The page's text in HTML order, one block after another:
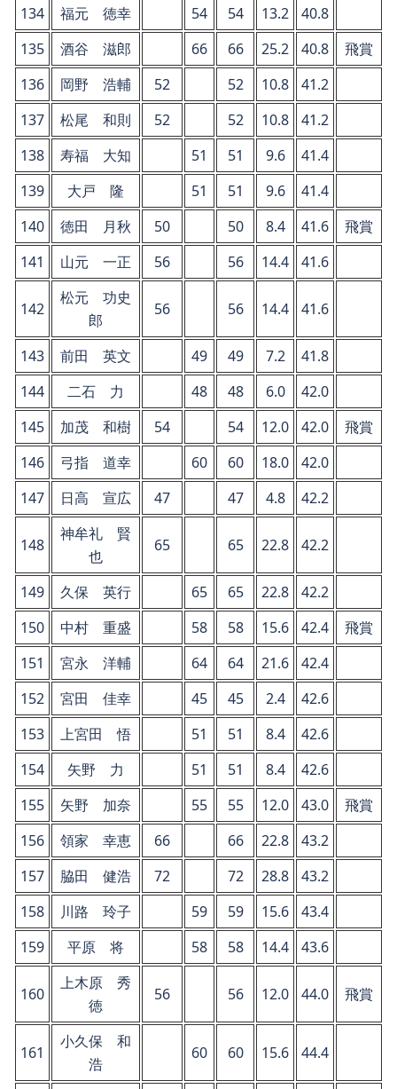
134 福元 徳幸 54 54 13.2
40.8
135
酒谷 滋郎 66 66 25.2 40.8
飛賞
136
岡野 浩輔 52 52 10.8
41.2
137
松尾 和則 52 52 10.8
41.2
138
寿福 大知 51 51 9.6
41.4
139
大戸 隆 51 51 9.6
41.4
140
徳田 月秋 50 50 8.4 41.6
飛賞
141
山元 一正 56 56 14.4 41.6
142
松元 功史
郎
56 56 14.4 41.6
143 前田 英文 49 49 7.2
41.8
144
二石 力 48 48 6.0
42.0
145
加茂 和樹 54 54 12.0 42.0
飛賞
146
弓指 道幸 60 60 18.0
42.0
147
日高 宣広 47 47 4.8 42.2
148
神牟礼 賢
也
65 65 22.8 42.2
149 久保 英行 65 65 22.8
42.2
150
中村 重盛 58 58 15.6 42.4
飛賞
151
宮永 洋輔 64 64 21.6
42.4
152
宮田 佳幸 45 45 2.4
42.6
153
上宮田 悟 51 51 8.4
42.6
154
矢野 力 51 51 8.4
42.6
155
矢野 加奈 55 55 12.0 43.0
飛賞
156
領家 幸恵 66 66 22.8
43.2
157
脇田 健浩 72 72 28.8
43.2
158
川路 玲子 59 59 15.6
43.4
159
平原 将 58 58 14.4 43.6
160
上木原 秀
徳
56 56 12.0 44.0 飛賞
161
小久保 和
浩
60 60 15.6 44.4